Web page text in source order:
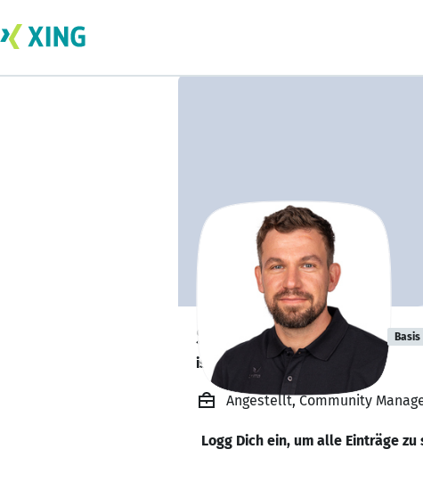
Sebastian Tesch Basis
ist offen für Projekte. 🔎
Angestellt, Community
Logg Dich ein, um alle Einträge zu